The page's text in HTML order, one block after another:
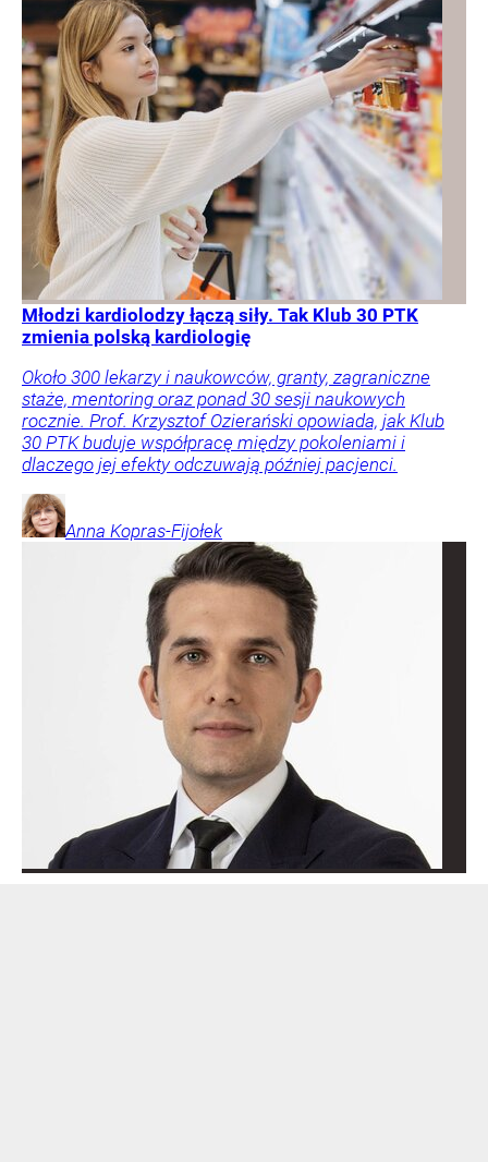
Młodzi kardiolodzy łączą siły. Tak Klub 30 PTK
zmienia polską kardiologię
Około 300 lekarzy i naukowców, granty, zagraniczne
staże, mentoring oraz ponad 30 sesji naukowych
rocznie. Prof. Krzysztof Ozierański opowiada, jak Klub
30 PTK buduje współpracę między pokoleniami i
dlaczego jej efekty odczuwają później pacjenci.
Anna Kopras-Fijołek